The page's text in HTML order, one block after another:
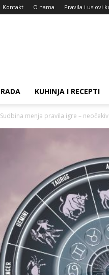
Kontakt O nama Pravila i uslovi
KUHINJA I RECEPTI
Sudbina menja pravila igre –